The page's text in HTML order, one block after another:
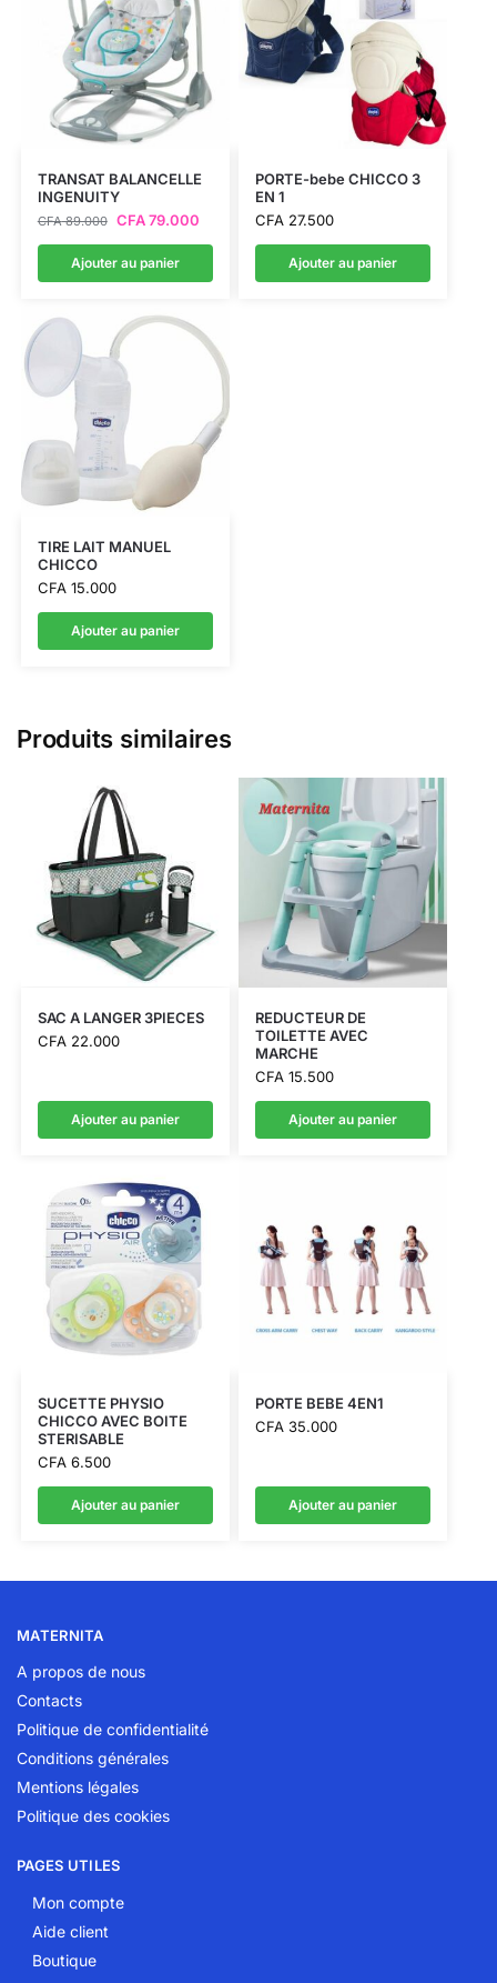
TRANSAT BALANCELLE
INGENUITY
CFA89.000 CFA79.000
Ajouter au panier
PORTE-bebe CHICCO 3
EN 1
CFA27.500
Ajouter au panier
TIRE LAIT MANUEL
CHICCO
CFA15.000
Ajouter au panier
Produits similaires
SAC A LANGER 3PIECES
CFA22.000
Ajouter au panier
REDUCTEUR DE
TOILETTE AVEC
MARCHE
CFA15.500
Ajouter au panier
SUCETTE PHYSIO
CHICCO AVEC BOITE
STERISABLE
CFA6.500
Ajouter au panier
PORTE BEBE 4EN1
CFA35.000
Ajouter au panier
MATERNITA
A propos de nous
Contacts
Politique de confidentialité
Conditions générales
Mentions légales
Politique des cookies
PAGES UTILES
Mon compte
Aide client
Boutique